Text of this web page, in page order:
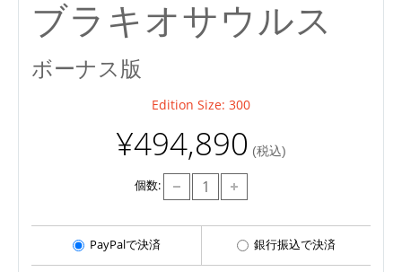
ブラキオサウルス
ボーナス版
Edition Size: 300
¥494,890 (税込)
個数:
PayPalで決済 銀行振込で決済